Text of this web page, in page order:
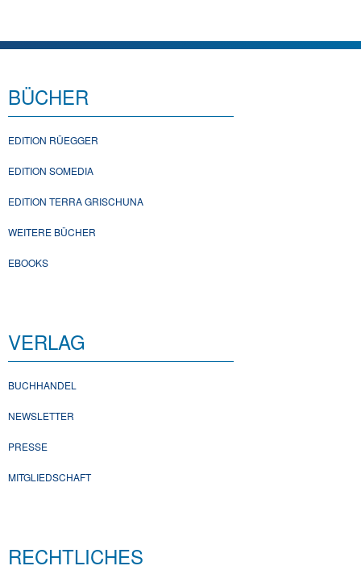
BÜCHER
EDITION RÜEGGER
EDITION SOMEDIA
EDITION TERRA GRISCHUNA
WEITERE BÜCHER
EBOOKS
VERLAG
BUCHHANDEL
NEWSLETTER
PRESSE
MITGLIEDSCHAFT
RECHTLICHES